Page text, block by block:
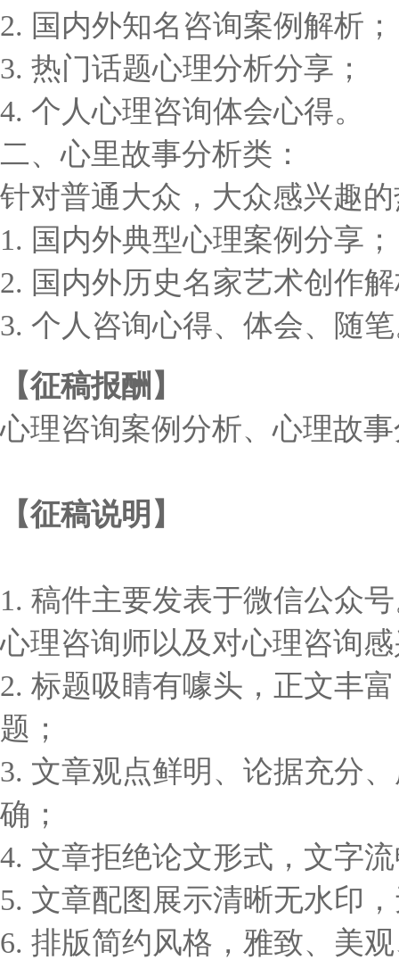
2. 国内外知名咨询案例解析；
3. 热门话题心理分析分享；
4. 个人心理咨询体会心得。
二、心里故事分析类：
针对普通大众，大众感兴趣
1. 国内外典型心理案例分享；
2. 国内外历史名家艺术创作
3. 个人咨询心得、体会、随
【征稿报酬】
心理咨询案例分析、心理故
【征稿说明】
1. 稿件主要发表于微信公众
心理咨询师以及对心理咨询
2. 标题吸睛有噱头，正文丰
题；
3. 文章观点鲜明、论据充分
确；
4. 文章拒绝论文形式，文字
5. 文章配图展示清晰无水印
6. 排版简约风格，雅致、美